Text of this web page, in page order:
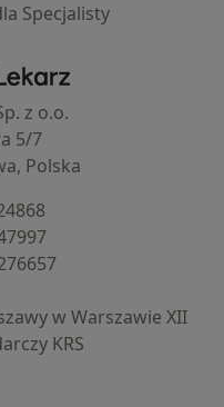
Specjalisty
- Strona główna
z o.o.
5/7
Polska
w Warszawie XII
KRS